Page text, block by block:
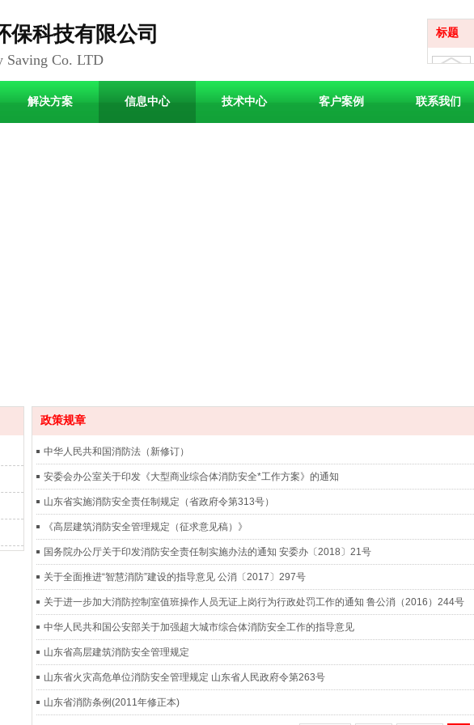
标题
保科技有限公司
Saving Co. LTD
解决方案 信息中心 技术中心 客户案例 联系我们
政策规章
中华人民共和国消防法（新修订）
安委会办公室关于印发《大型商业综合体消防安全*工作方案》的通知
山东省实施消防安全责任制规定（省政府令第313号）
《高层建筑消防安全管理规定（征求意见稿）》
国务院办公厅关于印发消防安全责任制实施办法的通知 安委办〔2018〕21号
关于全面推进“智慧消防”建设的指导意见 公消〔2017〕297号
关于进一步加大消防控制室值班操作人员无证上岗行为行政处罚工作的通知 鲁公消（2016）244号
中华人民共和国公安部关于加强超大城市综合体消防安全工作的指导意见
山东省高层建筑消防安全管理规定
山东省火灾高危单位消防安全管理规定 山东省人民政府令第263号
山东省消防条例(2011年修正本)